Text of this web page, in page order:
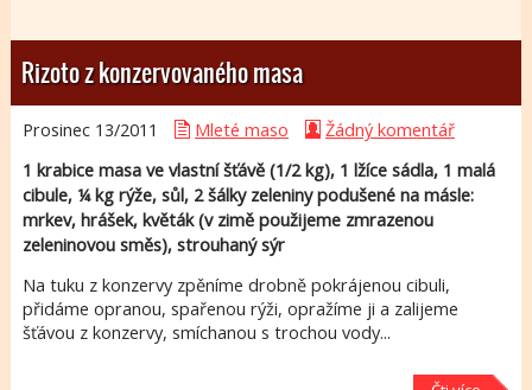
Rizoto z konzervovaného masa
Prosinec 13/2011 Mleté maso
Žádný komentář
1 krabice masa ve vlastní šťávě (1/2 kg), 1 lžíce sádla, 1 malá
cibule, ¼ kg rýže, sůl, 2 šálky zeleniny podušené na másle:
mrkev, hrášek, květák (v zimě použijeme zmrazenou
zeleninovou směs), strouhaný sýr
Na tuku z konzervy zpěníme drobně pokrájenou cibuli,
přidáme opranou, spařenou rýži, opražíme ji a zalijeme
šťávou z konzervy, smíchanou s trochou vody...